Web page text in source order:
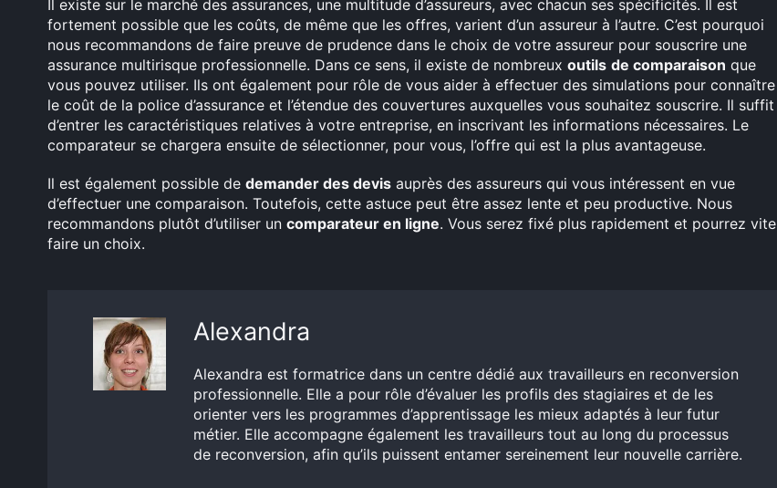
Il existe sur le marché des assurances, une multitude d’assureurs, avec chacun ses spécificités. Il est
fortement possible que les coûts, de même que les offres, varient d’un assureur à l’autre. C’est pourquoi
nous recommandons de faire preuve de prudence dans le choix de votre assureur pour souscrire une
assurance multirisque professionnelle. Dans ce sens, il existe de nombreux outils de comparaison que
vous pouvez utiliser. Ils ont également pour rôle de vous aider à effectuer des simulations pour connaître
le coût de la police d’assurance et l’étendue des couvertures auxquelles vous souhaitez souscrire. Il suffit
d’entrer les caractéristiques relatives à votre entreprise, en inscrivant les informations nécessaires. Le
comparateur se chargera ensuite de sélectionner, pour vous, l’offre qui est la plus avantageuse.
Il est également possible de demander des devis auprès des assureurs qui vous intéressent en vue
d’effectuer une comparaison. Toutefois, cette astuce peut être assez lente et peu productive. Nous
recommandons plutôt d’utiliser un comparateur en ligne. Vous serez fixé plus rapidement et pourrez vite
faire un choix.
Alexandra
Alexandra est formatrice dans un centre dédié aux travailleurs en reconversion
professionnelle. Elle a pour rôle d’évaluer les profils des stagiaires et de les
orienter vers les programmes d’apprentissage les mieux adaptés à leur futur
métier. Elle accompagne également les travailleurs tout au long du processus
de reconversion, afin qu’ils puissent entamer sereinement leur nouvelle carrière.